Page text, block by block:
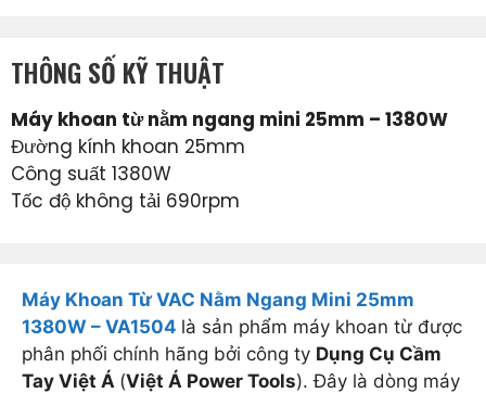
THÔNG SỐ KỸ THUẬT
Máy khoan từ nằm ngang mini 25mm – 1380W
Đường kính khoan 25mm
Công suất 1380W
Tốc độ không tải 690rpm
Máy Khoan Từ VAC Nằm Ngang Mini 25mm
1380W – VA1504 là sản phẩm máy khoan từ được
phân phối chính hãng bởi công ty Dụng Cụ Cầm
Tay Việt Á (Việt Á Power Tools). Đây là dòng máy